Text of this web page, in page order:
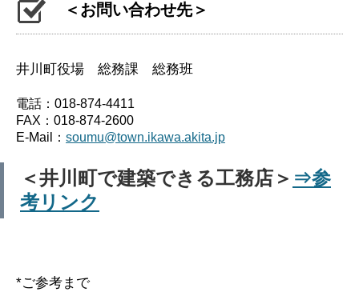
＜お問い合わせ先＞
井川町役場 総務課 総務班
電話 ：018-874-4411
FAX ：018-874-2600
E-Mail
： soumu@town.ikawa.akita.jp
＜井川町で建築できる工務店＞ ⇒参
考リンク
*ご参考まで